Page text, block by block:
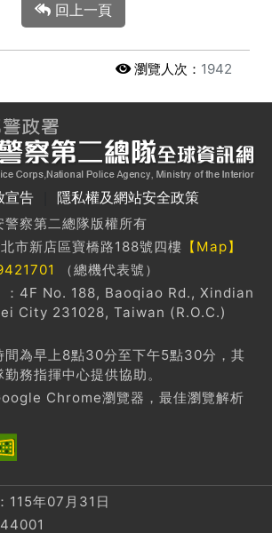
回上一頁
瀏覽人次： 1942
宣告 隱私權及網站安全政策
警察第二總隊版權所有
市新店區寶橋路188號四樓 【Map】
（總機代表號）
：4F No. 188, Baoqiao Rd., Xindian
City 231028, Taiwan (R.O.C.)
間為早上8點30分至下午5點30分，其
務指揮中心提供協助。
Chrome瀏覽器，最佳瀏覽解析
115年07月31日